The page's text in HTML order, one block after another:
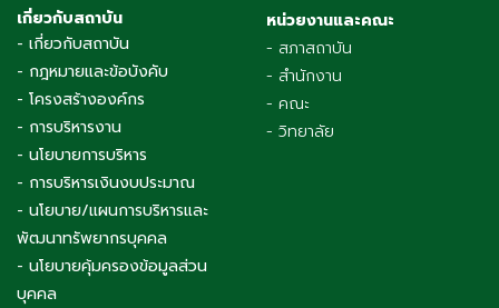
เกี่ยวกับสถาบัน
- เกี่ยวกับสถาบัน
- กฎหมายและข้อบังคับ
- โครงสร้างองค์กร
- การบริหารงาน
- นโยบายการบริหาร
- การบริหารเงินงบประมาณ
- นโยบาย/แผนการบริหารและ
พัฒนาทรัพยากรบุคคล
- นโยบายคุ้มครองข้อมูลส่วน
บุคคล
หน่วยงานและคณะ
- สภาสถาบัน
- สำนักงาน
- คณะ
- วิทยาลัย